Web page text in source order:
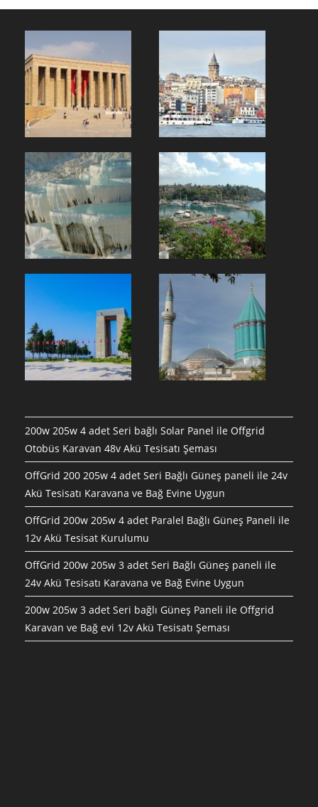
200w 205w 4 adet Seri bağlı Solar Panel ile Offgrid
Otobüs Karavan 48v Akü Tesisatı Şeması
OffGrid 200 205w 4 adet Seri Bağlı Güneş paneli ile 24v
Akü Tesisatı Karavana ve Bağ Evine Uygun
OffGrid 200w 205w 4 adet Paralel Bağlı Güneş Paneli ile
12v Akü Tesisat Kurulumu
OffGrid 200w 205w 3 adet Seri Bağlı Güneş paneli ile
24v Akü Tesisatı Karavana ve Bağ Evine Uygun
200w 205w 3 adet Seri bağlı Güneş Paneli ile Offgrid
Karavan ve Bağ evi 12v Akü Tesisatı Şeması